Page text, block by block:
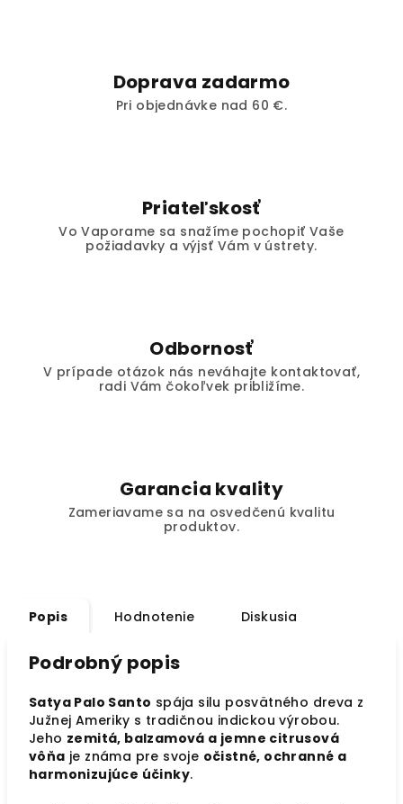
Doprava zadarmo
Pri objednávke nad 60 €.
Priateľskosť
Vo Vaporame sa snažíme pochopiť Vaše
požiadavky a výjsť Vám v ústrety.
Odbornosť
V prípade otázok nás neváhajte kontaktovať,
radi Vám čokoľvek približíme.
Garancia kvality
Zameriavame sa na osvedčenú kvalitu
produktov.
Popis Hodnotenie Diskusia
Podrobný popis
Satya Palo Santo spája silu posvätného dreva z
Južnej Ameriky s tradičnou indickou výrobou.
Jeho zemitá, balzamová a jemne citrusová
vôňa je známa pre svoje očistné, ochranné a
harmonizujúce účinky.